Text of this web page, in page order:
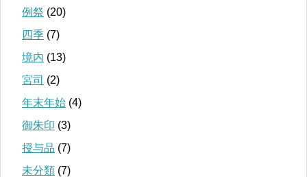
例祭 (20)
四季 (7)
境内 (13)
宮司 (2)
年末年始 (4)
御朱印 (3)
授与品 (7)
未分類 (7)